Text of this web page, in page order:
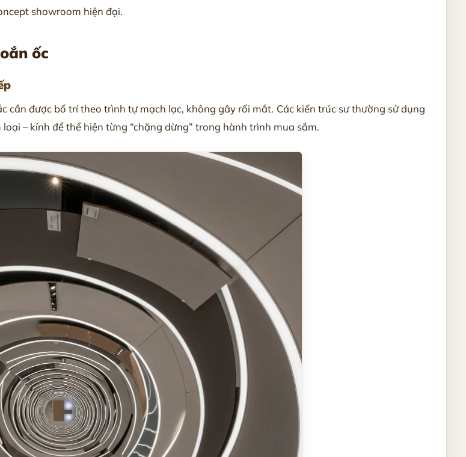
showroom hiện đại.
ốc
cần được bố trí theo trình tự mạch lạc, không gây rối mắt. Các kiến trúc sư thường sử dụng
– kính để thể hiện từng “chặng dừng” trong hành trình mua sắm.